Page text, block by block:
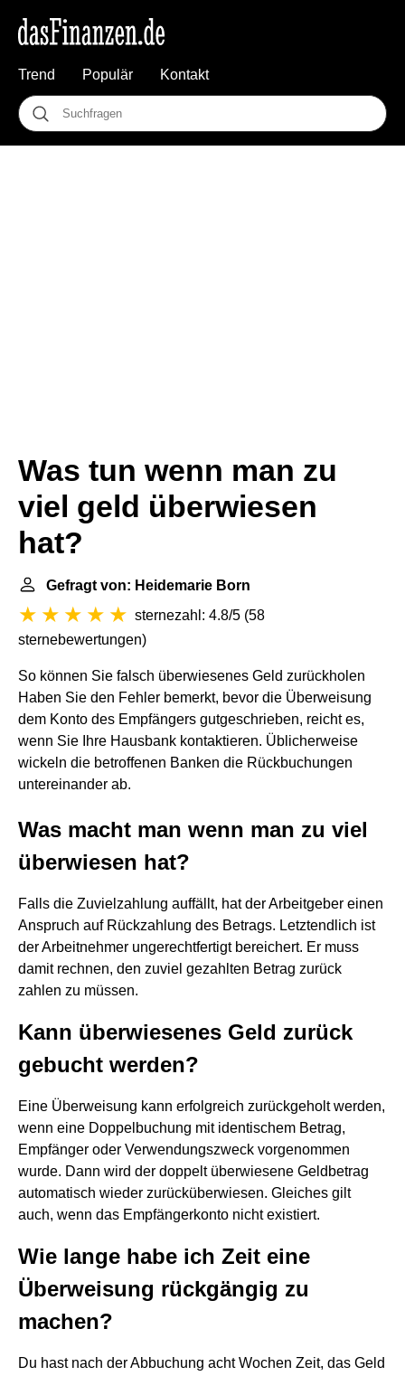
Trend Populär Kontakt
Was tun wenn man zu
viel geld überwiesen
hat?
Gefragt von: Heidemarie Born
sternezahl: 4.8/5 (58
sternebewertungen)
So können Sie falsch überwiesenes Geld zurückholen
Haben Sie den Fehler bemerkt, bevor die Überweisung
dem Konto des Empfängers gutgeschrieben, reicht es,
wenn Sie Ihre Hausbank kontaktieren. Üblicherweise
wickeln die betroffenen Banken die Rückbuchungen
untereinander ab.
Was macht man wenn man zu viel
überwiesen hat?
Falls die Zuvielzahlung auffällt, hat der Arbeitgeber einen
Anspruch auf Rückzahlung des Betrags. Letztendlich ist
der Arbeitnehmer ungerechtfertigt bereichert. Er muss
damit rechnen, den zuviel gezahlten Betrag zurück
zahlen zu müssen.
Kann überwiesenes Geld zurück
gebucht werden?
Eine Überweisung kann erfolgreich zurückgeholt werden,
wenn eine Doppelbuchung mit identischem Betrag,
Empfänger oder Verwendungszweck vorgenommen
wurde. Dann wird der doppelt überwiesene Geldbetrag
automatisch wieder zurücküberwiesen. Gleiches gilt
auch, wenn das Empfängerkonto nicht existiert.
Wie lange habe ich Zeit eine
Überweisung rückgängig zu
machen?
Du hast nach der Abbuchung acht Wochen Zeit, das Geld